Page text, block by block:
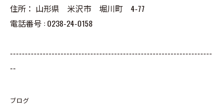
住所： 山形県 米沢市 堀川町 4-77
電話番号 : 0238-24-0158
--------------------------------------------------------------------
--
ブログ